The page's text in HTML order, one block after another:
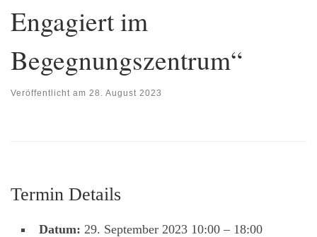
Engagiert im
Begegnungszentrum“
Veröffentlicht am 28. August 2023
Termin Details
Datum: 29. September 2023 10:00 – 18:00